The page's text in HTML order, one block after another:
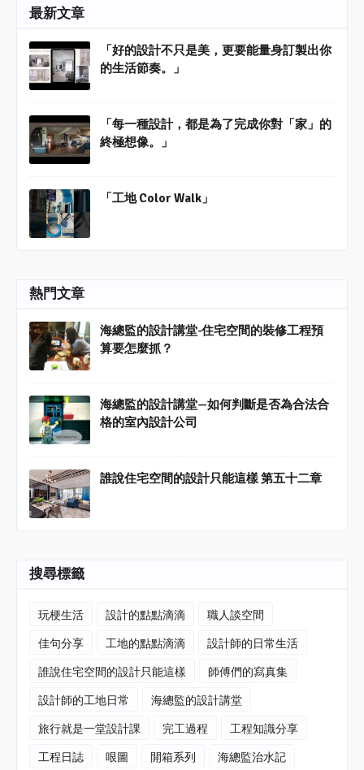
最新文章
「好的設計不只是美，更要能量身訂製出你
的生活節奏。」
「每一種設計，都是為了完成你對「家」的
終極想像。」
「工地 Color Walk」
熱門文章
海總監的設計講堂-住宅空間的裝修工程預
算要怎麼抓？
海總監的設計講堂—如何判斷是否為合法合
格的室內設計公司
誰說住宅空間的設計只能這樣 第五十二章
搜尋標籤
玩梗生活 設計的點點滴滴
職人談空間
佳句分享
工地的點點滴滴
設計師的日常生活
誰說住宅空間的設計只能這樣
師傅們的寫真集
設計師的工地日常
海總監的設計講堂
旅行就是一堂設計課
完工過程
工程知識分享
工程日誌
哏圖 開箱系列 海總監治水記